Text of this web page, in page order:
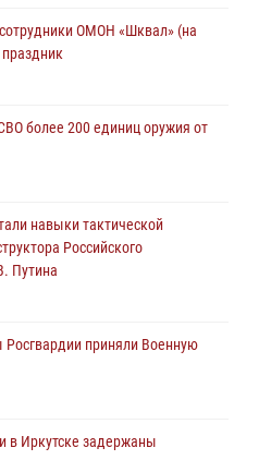
в Иркутской области
вневедомственной охраны
ОМОН «Шквал» (на
более 200 единиц оружия от
навыки тактической
Российского
Путина
Росгвардии приняли Военную
в Иркутске задержаны